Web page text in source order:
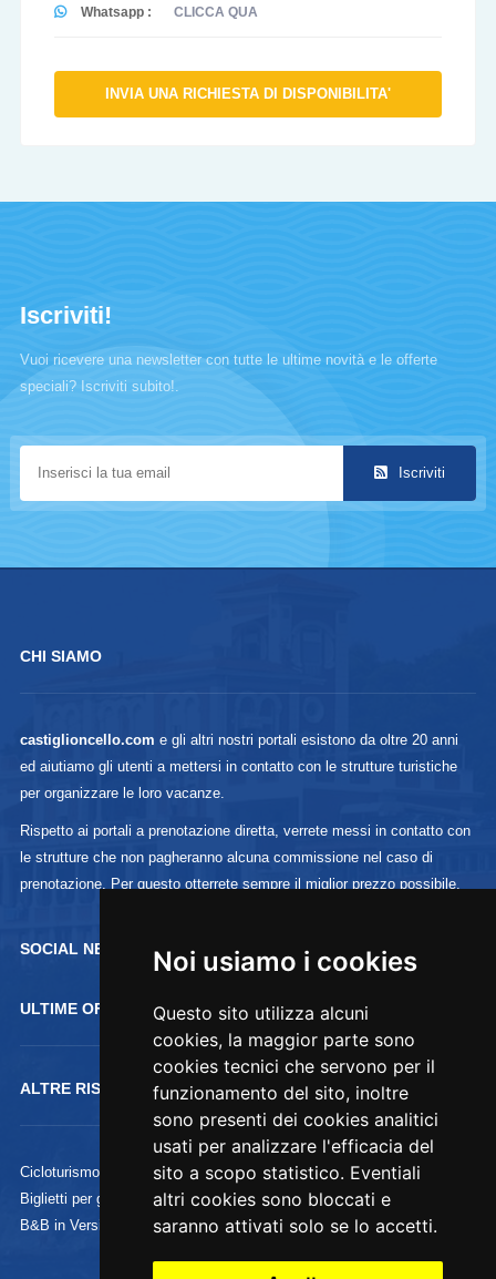
Noi usiamo i cookies
Questo sito utilizza alcuni
cookies, la maggior parte sono
cookies tecnici che servono per il
funzionamento del sito, inoltre
sono presenti dei cookies analitici
usati per analizzare l'efficacia del
sito a scopo statistico. Eventiali
altri cookies sono bloccati e
saranno attivati solo se lo accetti.
Noi usiamo i cookies
Questo sito utilizza alcuni
cookies, la maggior parte sono
cookies tecnici che servono per il
funzionamento del sito, inoltre
sono presenti dei cookies analitici
usati per analizzare l'efficacia del
sito a scopo statistico. Eventiali
altri cookies sono bloccati e
saranno attivati solo se lo accetti.
Whatsapp : CLICCA QUA
INVIA UNA RICHIESTA DI DISPONIBILITA'
Iscriviti!
Vuoi ricevere una newsletter con tutte le ultime novità e le offerte
speciali? Iscriviti subito!.
Iscriviti
CHI SIAMO
castiglioncello.com e gli altri nostri portali esistono da oltre 20 anni
ed aiutiamo gli utenti a mettersi in contatto con le strutture turistiche
per organizzare le loro vacanze.
Rispetto ai portali a prenotazione diretta, verrete messi in contatto con
le strutture che non pagheranno alcuna commissione nel caso di
prenotazione. Per questo otterrete sempre il miglior prezzo possibile.
SOCIAL NETWORK :
ULTIME OFFERTE
ALTRE RISORSE
Cicloturismo
Biglietti per gli Uffizi
B&B in Versilia